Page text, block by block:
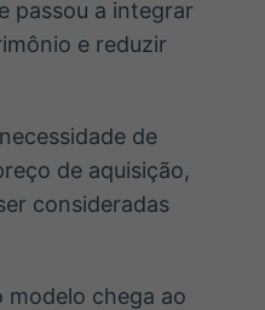
passou a integrar
e reduzir
de
de aquisição,
consideradas
chega ao